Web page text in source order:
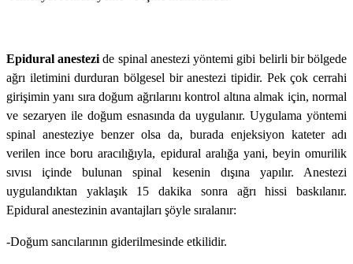
Epidural anestezi de spinal anestezi yöntemi gibi belirli bir bölgede
ağrı iletimini durduran bölgesel bir anestezi tipidir. Pek çok cerrahi
girişimin yanı sıra doğum ağrılarını kontrol altına almak için, normal
ve sezaryen ile doğum esnasında da uygulanır. Uygulama yöntemi
spinal anesteziye benzer olsa da, burada enjeksiyon kateter adı
verilen ince boru aracılığıyla, epidural aralığa yani, beyin omurilik
sıvısı içinde bulunan spinal kesenin dışına yapılır. Anestezi
uygulandıktan yaklaşık 15 dakika sonra ağrı hissi baskılanır.
Epidural anestezinin avantajları şöyle sıralanır:
-Doğum sancılarının giderilmesinde etkilidir.